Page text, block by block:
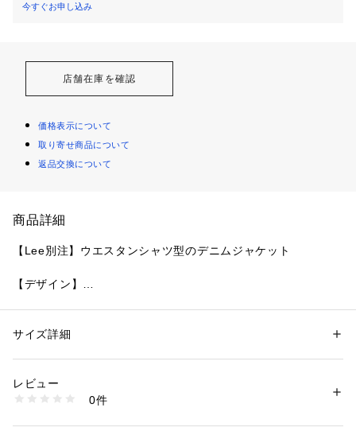
今すぐお申し込み
店舗在庫を確認
価格表示について
取り寄せ商品について
返品交換について
商品詳細
【Lee別注】ウエスタンシャツ型のデニムジャケット
【デザイン】
・ウエスタンデザインの特徴でもある、カーブしたヨーク使い
・ウエスタンシャツならではのスナップボタン使いもポイント
性別：レディース
素材：綿100％
商品番号：
F37-45001 （ショップ）
サイズ詳細
レビュー
0件